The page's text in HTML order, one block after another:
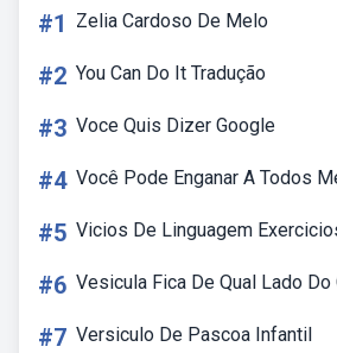
#1 Zelia Cardoso De Melo
#2 You Can Do It Tradução
#3 Voce Quis Dizer Google
#4 Você Pode Enganar A Todos
#5 Vicios De Linguagem
#6 Vesicula Fica De Qual Lado Do
#7 Versiculo De Pascoa Infantil